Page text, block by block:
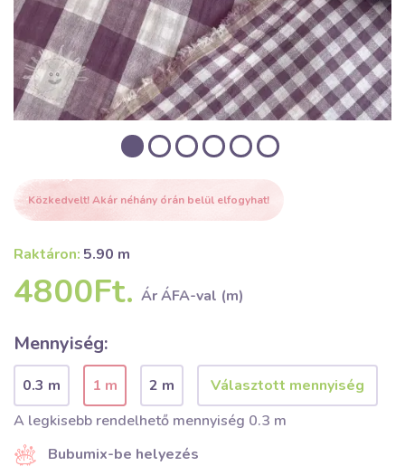
Közkedvelt! Akár néhány órán belül elfogyhat!
Raktáron: 5.90 m
4800Ft. Ár ÁFA-val (m)
Mennyiség:
0.3 m 1 m
2 m
A legkisebb rendelhető mennyiség 0.3 m
Bubumix-be helyezés